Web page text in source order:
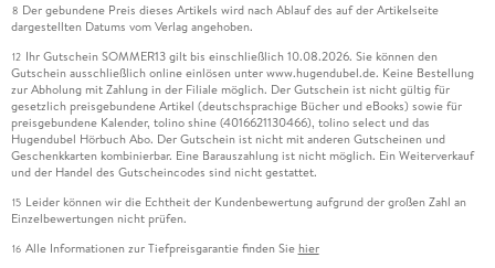
8 Der gebundene Preis dieses Artikels wird nach Ablauf des auf der Artikelseite
dargestellten Datums vom Verlag angehoben.
12 Ihr Gutschein SOMMER13 gilt bis einschließlich 10.08.2026. Sie können den
Gutschein ausschließlich online einlösen unter www.hugendubel.de. Keine Bestellung
zur Abholung mit Zahlung in der Filiale möglich. Der Gutschein ist nicht gültig für
gesetzlich preisgebundene Artikel (deutschsprachige Bücher und eBooks) sowie für
preisgebundene Kalender, tolino shine (4016621130466), tolino select und das
Hugendubel Hörbuch Abo. Der Gutschein ist nicht mit anderen Gutscheinen und
Geschenkkarten kombinierbar. Eine Barauszahlung ist nicht möglich. Ein Weiterverkauf
und der Handel des Gutscheincodes sind nicht gestattet.
15 Leider können wir die Echtheit der Kundenbewertung aufgrund der großen Zahl an
Einzelbewertungen nicht prüfen.
16 Alle Informationen zur Tiefpreisgarantie finden Sie hier